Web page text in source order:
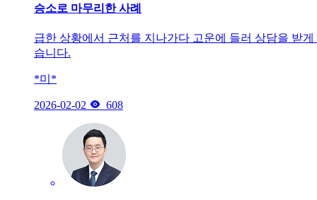
승소로 마무리한 사례
급한 상황에서 근처를 지나가다 고운에 들러 상담을 받게
습니다.
*미*
2026-02-02  608